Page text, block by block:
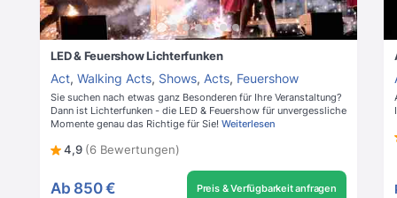
LED & Feuershow Lichterfunken
Act, Walking Acts, Shows, Acts, Feuershow
Sie suchen nach etwas ganz Besonderen für Ihre Veranstaltung?
Dann ist Lichterfunken - die LED & Feuershow für unvergessliche
Momente genau das Richtige für Sie! Weiterlesen
4,9 (6 Bewertungen)
Ab 850 € Preis & Verfügbarkeit anfragen